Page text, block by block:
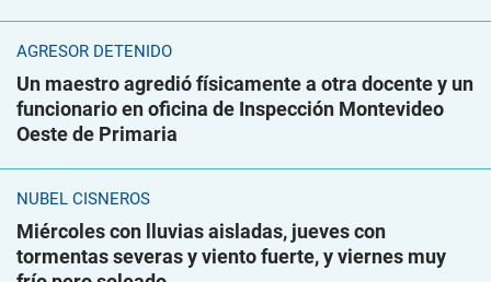
AGRESOR DETENIDO
Un maestro agredió físicamente a otra docente y un
funcionario en oficina de Inspección Montevideo
Oeste de Primaria
NUBEL CISNEROS
Miércoles con lluvias aisladas, jueves con
tormentas severas y viento fuerte, y viernes muy